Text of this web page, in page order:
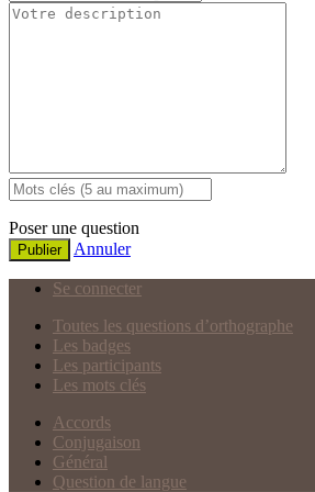
Poser une question
Publier Annuler
Se connecter
Toutes les questions d’orthographe
Les badges
Les participants
Les mots clés
Accords
Conjugaison
Général
Question de langue